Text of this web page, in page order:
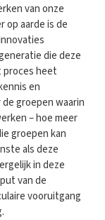
van onze
op aarde is de
die deze
proces heet
en
groepen waarin
– hoe meer
groepen kan
als deze
in deze
van de
vooruitgang